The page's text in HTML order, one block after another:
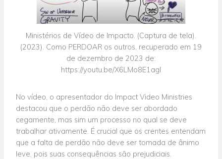
Ministérios de Vídeo de Impacto. (Captura de tela).
(2023). Como PERDOAR os outros, recuperado em 19
de dezembro de 2023 de:
https://youtu.be/X6LMo8E1agI
No vídeo, o apresentador do Impact Video Ministries
destacou que o perdão não deve ser abordado
cegamente, mas sim um processo no qual se deve
trabalhar ativamente. É crucial que os crentes entendam
que a falta de perdão não deve ser tomada de ânimo
leve, pois suas consequências são prejudiciais.